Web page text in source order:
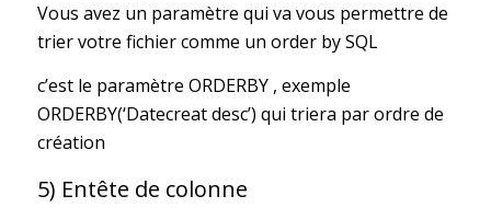
Vous avez un paramètre qui va vous permettre de
trier votre fichier comme un order by SQL
c’est le paramètre ORDERBY , exemple
ORDERBY(‘Datecreat desc’) qui triera par ordre de
création
5) Entête de colonne